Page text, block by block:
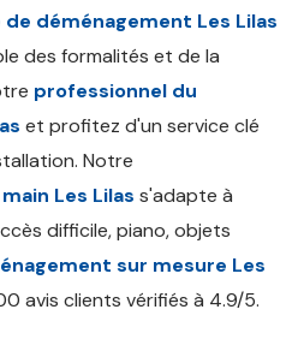
déménagement Les Lilas
des formalités et de la
professionnel du
et profitez d'un service clé
Notre
Les Lilas s'adapte à
difficile, piano, objets
sur mesure Les
avis clients vérifiés à 4.9/5.